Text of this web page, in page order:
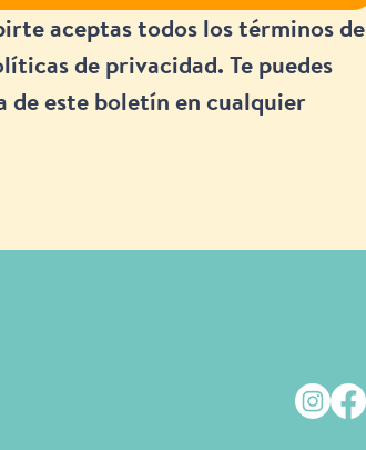
aceptas todos los términos de
de privacidad. Te puedes
de este boletín en cualquier